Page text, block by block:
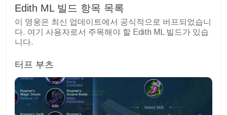
Edith ML 빌드 항목 목록
이 영웅은 최신 업데이트에서 공식적으로 버프되었습니
다. 여기 사용자로서 주목해야 할 Edith ML 빌드가 있습
니다.
터프 부츠